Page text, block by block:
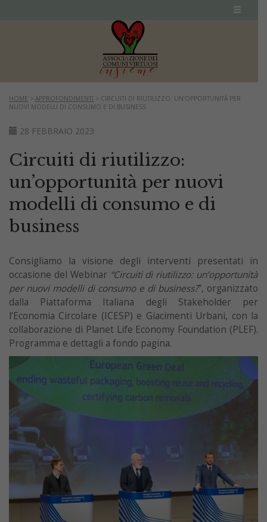
HOME > APPROFONDIMENTI > CIRCUITI DI RIUTILIZZO: UN’OPPORTUNITÀ PER
NUOVI MODELLI DI CONSUMO E DI BUSINESS
28 FEBBRAIO 2023
Circuiti di riutilizzo:
un’opportunità per nuovi
modelli di consumo e di
business
Consigliamo la visione degli interventi presentati in
occasione del Webinar “Circuiti di riutilizzo: un’opportunità
per nuovi modelli di consumo e di business?”, organizzato
dalla Piattaforma Italiana degli Stakeholder per
l’Economia Circolare (ICESP) e Giacimenti Urbani, con la
collaborazione di Planet Life Economy Foundation (PLEF).
Programma e dettagli a fondo pagina.